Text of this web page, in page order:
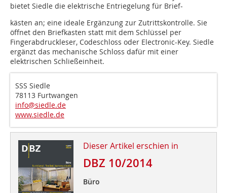
bietet Siedle die elektrische Entriegelung für Brief-
kästen an; eine ideale Ergänzung zur Zutrittskontrolle. Sie
öffnet den Briefkasten statt mit dem Schlüssel per
Fingerabdruckleser, Codeschloss oder Electronic-Key. Siedle
ergänzt das mechanische Schloss dafür mit einer
elektrischen Schließeinheit.
SSS Siedle
78113 Furtwangen
info@siedle.de
www.siedle.de
Dieser Artikel erschien in
DBZ 10/2014
Büro